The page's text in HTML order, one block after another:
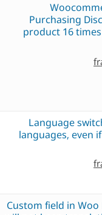
Purchasing
product 16
Language
languages, even
Custom field in